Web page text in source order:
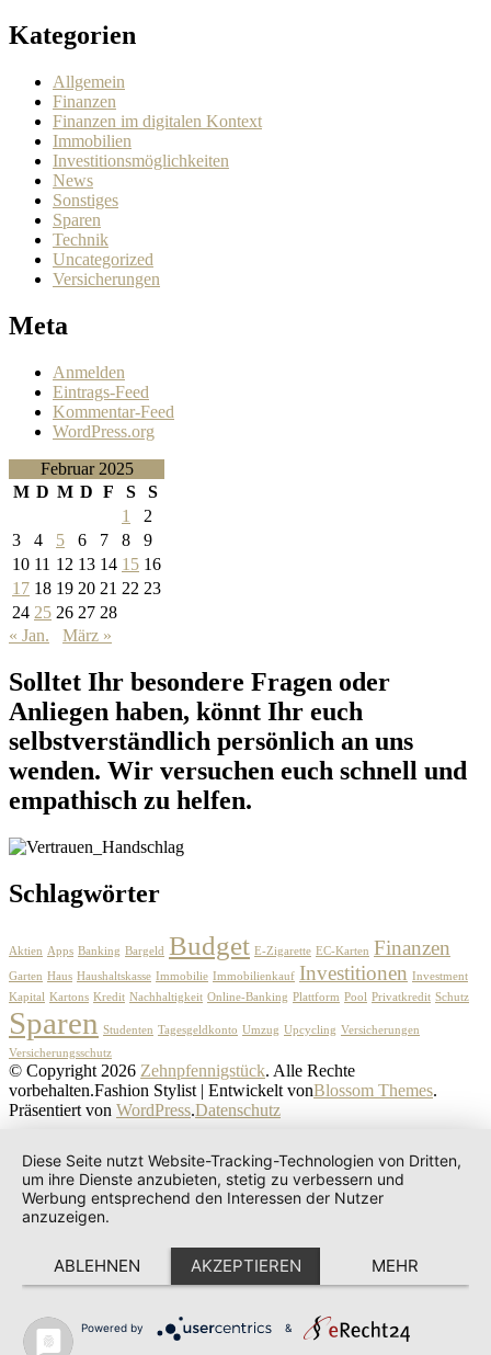
Kategorien
Allgemein
Finanzen
Finanzen im digitalen Kontext
Immobilien
Investitionsmöglichkeiten
News
Sonstiges
Sparen
Technik
Uncategorized
Versicherungen
Meta
Anmelden
Eintrags-Feed
Kommentar-Feed
WordPress.org
Februar 2025
M D M D F S
S
1
2
3
4 5 6 7 8
9
10 11 12 13 14 15 16
17 18 19 20 21 22 23
24 25 26 27 28
« Jan.
März »
Solltet Ihr besondere Fragen oder
Anliegen haben, könnt Ihr euch
selbstverständlich persönlich an uns
wenden. Wir versuchen euch schnell und
empathisch zu helfen.
Schlagwörter
Aktien Apps Banking Bargeld Budget E-Zigarette EC-Karten Finanzen
Garten Haus Haushaltskasse Immobilie Immobilienkauf Investitionen Investment
Kapital Kartons Kredit Nachhaltigkeit Online-Banking Plattform Pool Privatkredit Schutz
Sparen Studenten Tagesgeldkonto Umzug Upcycling Versicherungen
Versicherungsschutz
© Copyright 2026 Zehnpfennigstück. Alle Rechte
vorbehalten.Fashion Stylist | Entwickelt vonBlossom Themes.
Präsentiert von WordPress.Datenschutz
Diese Seite nutzt Website-Tracking-Technologien von Dritten,
um ihre Dienste anzubieten, stetig zu verbessern und
Werbung entsprechend den Interessen der Nutzer
anzuzeigen.
ABLEHNEN AKZEPTIEREN MEHR
Powered by &